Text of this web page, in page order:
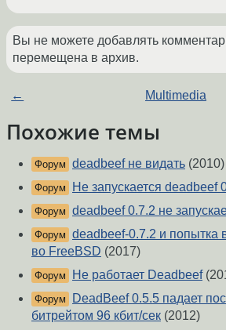
Вы не можете добавлять
перемещена в архив.
← Multimedia
Похожие темы
Форум deadbeef не видать (2010)
Форум Не запускается deadbeef
Форум deadbeef 0.7.2 не
Форум deadbeef-0.7.2 и попытка
во FreeBSD (2017)
Форум Не работает Deadbeef
Форум
DeadBeef 0.5.5 падает
битрейтом 96 кбит/сек (2012)